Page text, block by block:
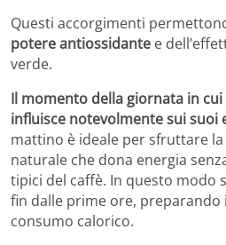
Questi accorgimenti
potere antiossidante e
verde.
Il momento della giornata in
influisce notevolmente sui suoi
mattino è ideale per sfruttare
naturale che dona energia
tipici del caffè. In questo modo
fin dalle prime ore,
consumo calorico.